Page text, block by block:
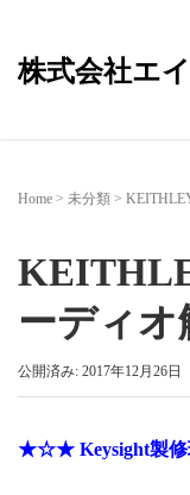
株式会社エ
Home > 未分類 >
ーディオ
公開済み: 2017年12月26日
★☆★ Keysight製